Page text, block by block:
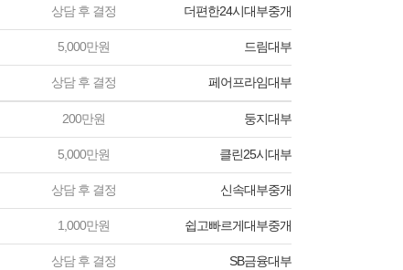
상담 후 결정 더편한24시대부중개
5,000만원 드림대부
상담 후 결정 페어프라임대부
200만원 둥지대부
5,000만원 클린25시대부
상담 후 결정 신속대부중개
1,000만원 쉽고빠르게대부중개
상담 후 결정 SB금융대부